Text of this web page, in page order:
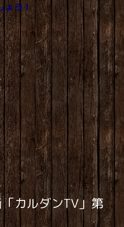
ょう！
カルダンTV」第